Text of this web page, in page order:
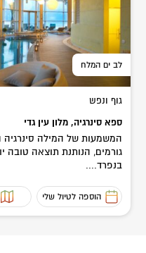
לב ים המלח
גוף ונפש
ספא סינרגיה, מלון עין גדי
המשמעות של המילה
גורמים, הנותנת תוצאה טובה
בנפרד....
הוספה לטיול שלי